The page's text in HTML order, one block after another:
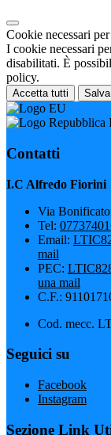
Cookie necessari
I cookie necessari
disabilitati. È
policy.
Accetta tutti
Contatti
I.C Alfredo Fiorini
Via
Tel:
Email:
mail
PEC:
una mail
C.F.:
Cod. mecc.
Seguici su
Facebook
Instagram
Sezione Link